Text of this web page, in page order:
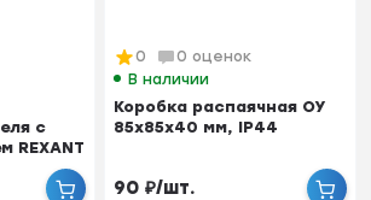
с
REXANT
0
0 оценок
В наличии
Коробка распаячная ОУ
85x85x40 мм, IP44
90 ₽/шт.